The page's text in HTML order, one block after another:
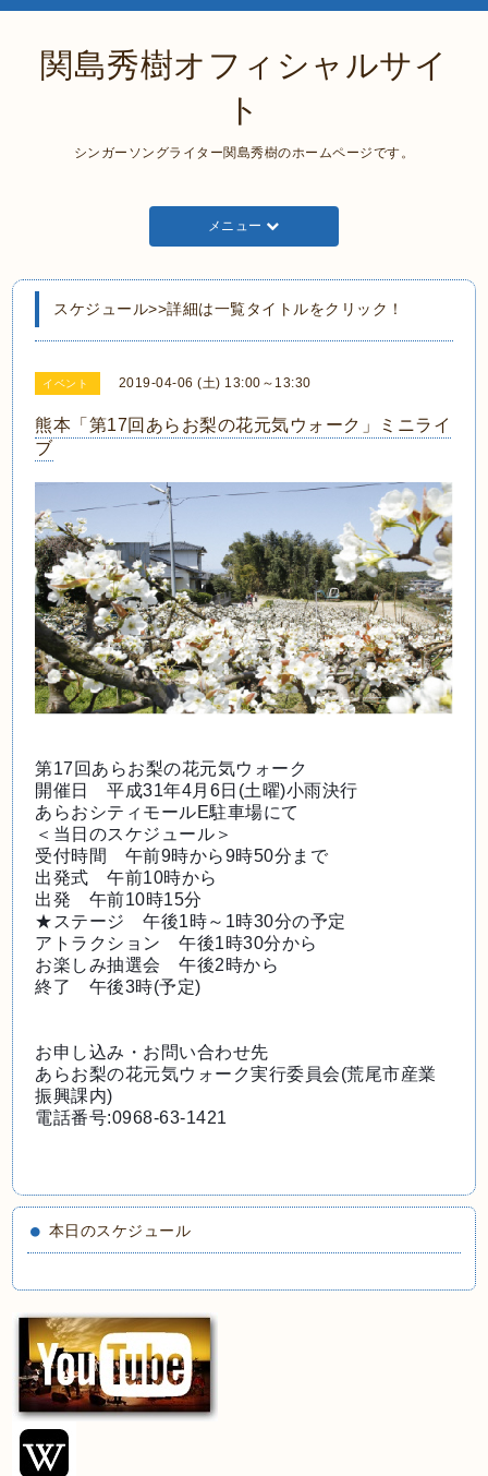
関島秀樹オフィシャルサイ
ト
シンガーソングライター関島秀樹のホームページです。
メニュー
スケジュール>>詳細は一覧タイトルをクリック！
イベント 2019-04-06 (土) 13:00～13:30
熊本「第17回あらお梨の花元気ウォーク」ミニライ
ブ
第17回あらお梨の花元気ウォーク
開催日　平成31年4月6日(土曜)小雨決行
あらおシティモールE駐車場にて
＜当日のスケジュール＞
受付時間　午前9時から9時50分まで
出発式　午前10時から
出発　午前10時15分
★ステージ　午後1時～1時30分の予定
アトラクション　午後1時30分から
お楽しみ抽選会　午後2時から
終了　午後3時(予定)
お申し込み・お問い合わせ先
あらお梨の花元気ウォーク実行委員会(荒尾市産業
振興課内)
電話番号:0968-63-1421
本日のスケジュール